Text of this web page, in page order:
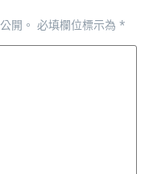
開。 必填欄位標示為 *